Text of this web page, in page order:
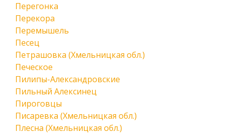
Перегонка
Перекора
Перемышель
Песец
Петрашовка (Хмельницкая обл.)
Печеское
Пилипы-Александровские
Пильный Алексинец
Пироговцы
Писаревка (Хмельницкая обл.)
Плесна (Хмельницкая обл.)